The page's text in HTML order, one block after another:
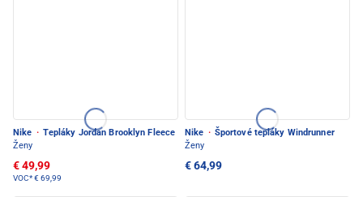
Nike · Tepláky Jordan Brooklyn Fleece
Ženy
€ 49,99
VOC*€ 69,99
Nike · Športové tepláky Windrunner
Ženy
€ 64,99